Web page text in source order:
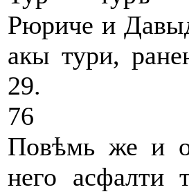
Рюриче и
акы тури,
29.
76
Повѣмь же и о
него асфалти